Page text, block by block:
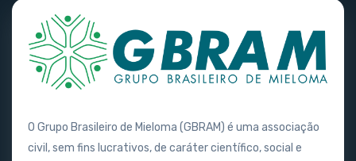
O Grupo Brasileiro de Mieloma (GBRAM) é uma associação
civil, sem fins lucrativos, de caráter científico, social e